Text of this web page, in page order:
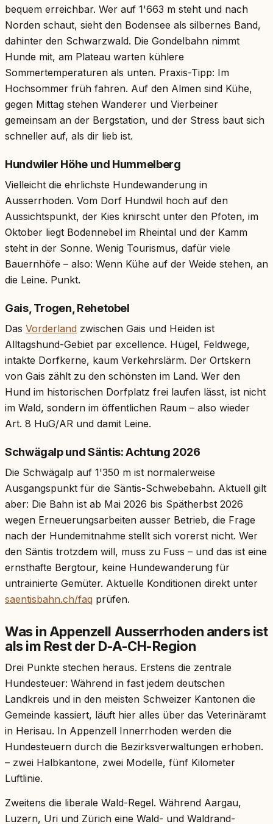
bequem erreichbar. Wer auf 1'663 m steht und nach
Norden schaut, sieht den Bodensee als silbernes Band,
dahinter den Schwarzwald. Die Gondelbahn nimmt
Hunde mit, am Plateau warten kühlere
Sommertemperaturen als unten. Praxis-Tipp: Im
Hochsommer früh fahren. Auf den Almen sind Kühe,
gegen Mittag stehen Wanderer und Vierbeiner
gemeinsam an der Bergstation, und der Stress baut sich
schneller auf, als dir lieb ist.
Hundwiler Höhe und Hummelberg
Vielleicht die ehrlichste Hundewanderung in
Ausserrhoden. Vom Dorf Hundwil hoch auf den
Aussichtspunkt, der Kies knirscht unter den Pfoten, im
Oktober liegt Bodennebel im Rheintal und der Kamm
steht in der Sonne. Wenig Tourismus, dafür viele
Bauernhöfe – also: Wenn Kühe auf der Weide stehen, an
die Leine. Punkt.
Gais, Trogen, Rehetobel
Das Vorderland zwischen Gais und Heiden ist
Alltagshund-Gebiet par excellence. Hügel, Feldwege,
intakte Dorfkerne, kaum Verkehrslärm. Der Ortskern
von Gais zählt zu den schönsten im Land. Wer den
Hund im historischen Dorfplatz frei laufen lässt, ist nicht
im Wald, sondern im öffentlichen Raum – also wieder
Art. 8 HuG/AR und damit Leine.
Schwägalp und Säntis: Achtung 2026
Die Schwägalp auf 1'350 m ist normalerweise
Ausgangspunkt für die Säntis-Schwebebahn. Aktuell gilt
aber: Die Bahn ist ab Mai 2026 bis Spätherbst 2026
wegen Erneuerungsarbeiten ausser Betrieb, die Frage
nach der Hundemitnahme stellt sich vorerst nicht. Wer
den Säntis trotzdem will, muss zu Fuss – und das ist eine
ernsthafte Bergtour, keine Hundewanderung für
untrainierte Gemüter. Aktuelle Konditionen direkt unter
saentisbahn.ch/faq prüfen.
Was in Appenzell Ausserrhoden anders ist
als im Rest der D-A-CH-Region
Drei Punkte stechen heraus. Erstens die zentrale
Hundesteuer: Während in fast jedem deutschen
Landkreis und in den meisten Schweizer Kantonen die
Gemeinde kassiert, läuft hier alles über das Veterinäramt
in Herisau. In Appenzell Innerrhoden werden die
Hundesteuern durch die Bezirksverwaltungen erhoben.
– zwei Halbkantone, zwei Modelle, fünf Kilometer
Luftlinie.
Zweitens die liberale Wald-Regel. Während Aargau,
Luzern, Uri und Zürich eine Wald- und Waldrand-